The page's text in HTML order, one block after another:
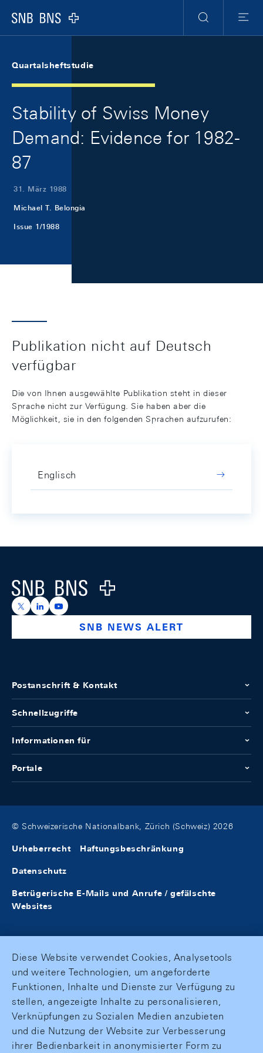
Logo
Suche
Menu
Quartalsheftstudie
Stability of Swiss Money
Demand: Evidence for 1982-
87
31. März 1988
Michael T. Belongia
Issue 1/1988
Publikation nicht auf Deutsch
verfügbar
Die von Ihnen ausgewählte Publikation steht in dieser
Sprache nicht zur Verfügung. Sie haben aber die
Möglichkeit, sie in den folgenden Sprachen aufzurufen:
Englisch
Logo
https://x.com/snb_bns
https://ch.linkedin.com/company/swiss-national-
https://www.youtube.com/@swissnationalbank
SNB NEWS ALERT
Postanschrift & Kontakt
Schnellzugriffe
Informationen für
Portale
© Schweizerische Nationalbank, Zürich (Schweiz) 2026
Urheberrecht Haftungsbeschränkung
Datenschutz
Betrügerische E-Mails und Anrufe / gefälschte
Websites
Diese Website verwendet Cookies, Analysetools
und weitere Technologien, um angeforderte
Funktionen, Inhalte und Dienste zur Verfügung zu
stellen, angezeigte Inhalte zu personalisieren,
Verknüpfungen zu Sozialen Medien anzubieten
und die Nutzung der Website zur Verbesserung
ihrer Bedienbarkeit in anonymisierter Form zu